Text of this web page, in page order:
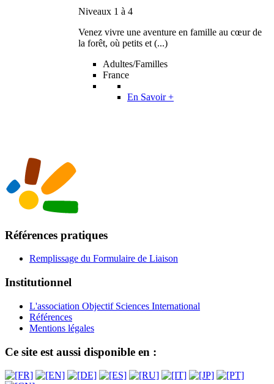
Niveaux 1 à 4
Venez vivre une aventure en famille au cœur de
la forêt, où petits et (...)
Adultes/Familles
France
En Savoir +
Références pratiques
Remplissage du Formulaire de Liaison
Institutionnel
L'association Objectif Sciences International
Références
Mentions légales
Ce site est aussi disponible en :